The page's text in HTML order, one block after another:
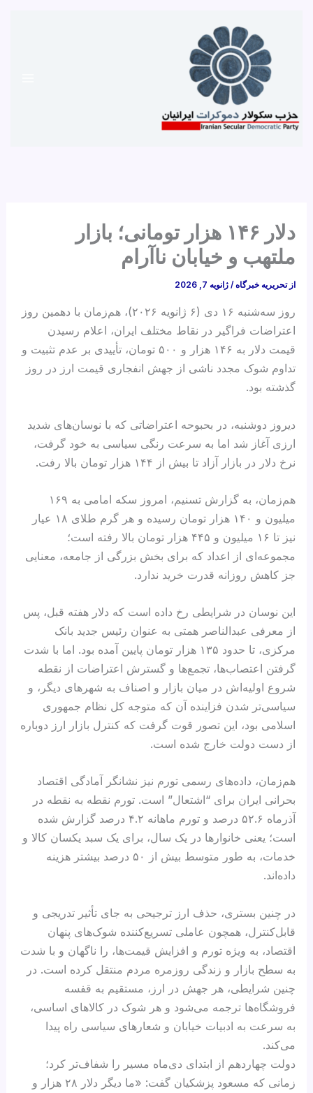
دلار ۱۴۶ هزار تومانی؛ بازار
ملتهب و خیابان ناآرام
از تحریریه خبرگاه/ژانویه 7, 2026
روز سه‌شنبه ۱۶ دی (۶ ژانویه ۲۰۲۶)، هم‌زمان با دهمین روز
اعتراضات فراگیر در نقاط مختلف ایران، اعلام رسیدن
قیمت دلار به ۱۴۶ هزار و ۵۰۰ تومان، تأییدی بر عدم تثبیت و
تداوم شوک مجدد ناشی از جهش انفجاری قیمت ارز در روز
گذشته بود.
دیروز دوشنبه، در بحبوحه اعتراضاتی که با نوسان‌های شدید
ارزی آغاز شد اما به سرعت رنگی سیاسی به خود گرفت،
نرخ دلار در بازار آزاد تا بیش از ۱۴۴ هزار تومان بالا رفت.
هم‌زمان، به گزارش تسنیم، امروز سکه امامی به ۱۶۹
میلیون و ۱۴۰ هزار تومان رسیده و هر گرم طلای ۱۸ عیار
نیز تا ۱۶ میلیون و ۴۴۵ هزار تومان بالا رفته است؛
مجموعه‌ای از اعداد که برای بخش بزرگی از جامعه، معنایی
جز کاهش روزانه قدرت خرید ندارد.
این نوسان در شرایطی رخ داده است که دلار هفته قبل، پس
از معرفی عبدالناصر همتی به عنوان رئیس جدید بانک
مرکزی، تا حدود ۱۳۵ هزار تومان پایین آمده بود. اما با شدت
گرفتن اعتصاب‌ها، تجمع‌ها و گسترش اعتراضات از نقطه
شروع اولیه‌اش در میان بازار و اصناف به شهرهای دیگر، و
سیاسی‌تر شدن فزاینده آن که متوجه کل نظام جمهوری
اسلامی بود، این تصور قوت گرفت که کنترل بازار ارز دوباره
از دست دولت خارج شده است.
هم‌زمان، داده‌های رسمی تورم نیز نشانگر آمادگی اقتصاد
بحرانی ایران برای “اشتعال” است. تورم نقطه به نقطه در
آذرماه ۵۲.۶ درصد و تورم ماهانه ۴.۲ درصد گزارش شده
است؛ یعنی خانوارها در یک سال، برای یک سبد یکسان کالا و
خدمات، به طور متوسط بیش از ۵۰ درصد بیشتر هزینه
داده‌اند.
در چنین بستری، حذف ارز ترجیحی به جای تأثیر تدریجی و
قابل‌کنترل، همچون عاملی تسریع‌کننده شوک‌های پنهان
اقتصاد، به ویژه تورم و افزایش قیمت‌ها، را ناگهان و با شدت
به سطح بازار و زندگی روزمره مردم منتقل کرده است. در
چنین شرایطی، هر جهش در ارز، مستقیم به قفسه
فروشگاه‌ها ترجمه می‌شود و هر شوک در کالاهای اساسی،
به سرعت به ادبیات خیابان و شعارهای سیاسی راه پیدا
می‌کند.
دولت چهاردهم از ابتدای دی‌ماه مسیر را شفاف‌تر کرد؛
زمانی که مسعود پزشکیان گفت: «ما دیگر دلار ۲۸ هزار و